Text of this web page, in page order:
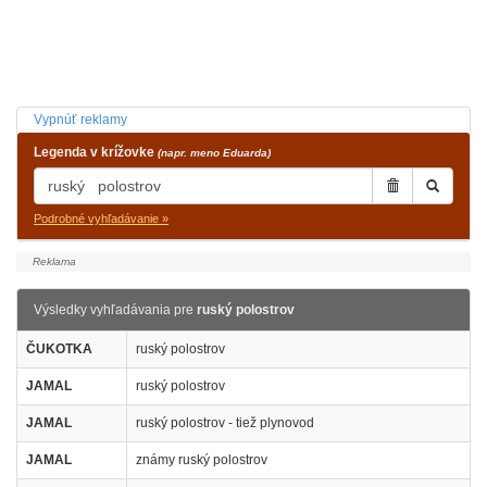
Vypnúť reklamy
Legenda v krížovke (napr. meno Eduarda)
Podrobné vyhľadávanie »
Výsledky vyhľadávania pre ruský polostrov
ČUKOTKA ruský polostrov
JAMAL ruský polostrov
JAMAL ruský polostrov - tiež plynovod
JAMAL známy ruský polostrov